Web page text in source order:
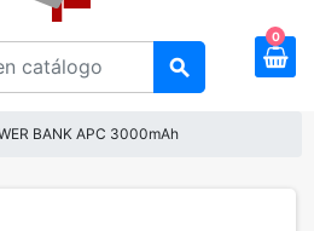
search
0
BANK APC 3000mAh